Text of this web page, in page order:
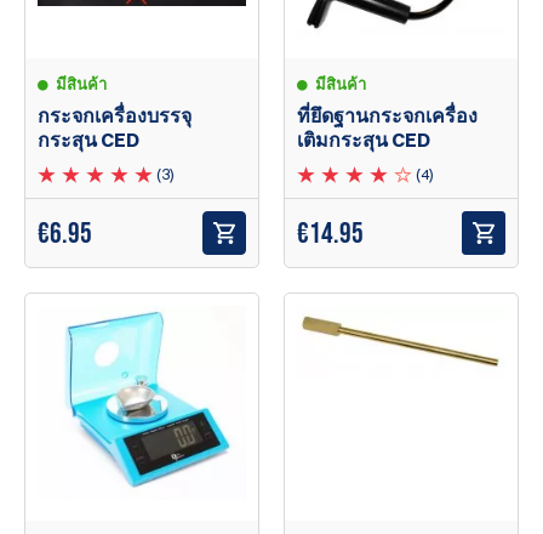
มีสินค้า
กระจกเครื่องบรรจุ
กระสุน CED
(3)
€6.95
มีสินค้า
ที่ยึดฐานกระจกเครื่อง
เติมกระสุน CED
(4)
€14.95